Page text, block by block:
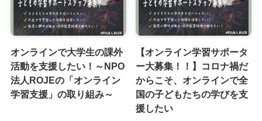
オンラインで大学生の課外
活動を支援したい！～NPO
法人ROJEの「オンライン
学習支援」の取り組み～
【オンライン学習サポータ
ー大募集！！】コロナ禍だ
からこそ、オンラインで全
国の子どもたちの学びを支
援したい